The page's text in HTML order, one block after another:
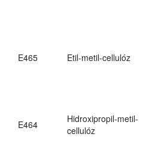
E465 Etil-metil-cellulóz
E464
Hidroxipropil-metil-
cellulóz